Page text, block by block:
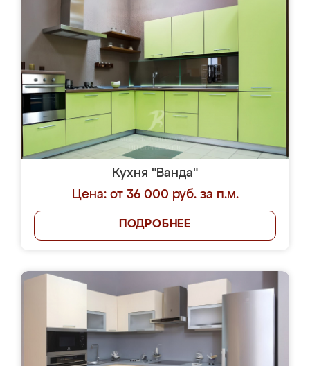
Кухня "Ванда"
Цена: от 36 000 руб. за п.м.
ПОДРОБНЕЕ